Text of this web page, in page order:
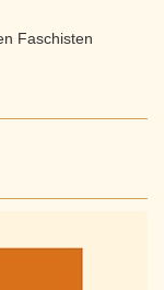
Faschisten